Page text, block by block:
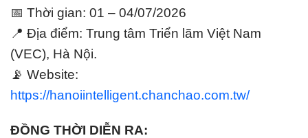
📅 Thời gian: 01 – 04/07/2026
📍 Địa điểm: Trung tâm Triển lãm Việt Nam
(VEC), Hà Nội.
📡 Website:
https://hanoiintelligent.chanchao.com.tw/
ĐỒNG THỜI DIỄN RA: